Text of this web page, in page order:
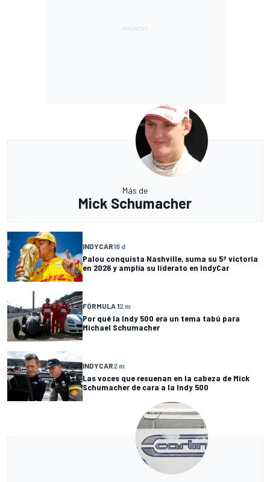
Más de
Mick Schumacher
INDYCAR18 d
Palou conquista Nashville, suma su 5ª victoria
en 2026 y amplía su liderato en IndyCar
FÓRMULA 12 m
Por qué la Indy 500 era un tema tabú para
Michael Schumacher
INDYCAR2 m
Las voces que resuenan en la cabeza de Mick
Schumacher de cara a la Indy 500